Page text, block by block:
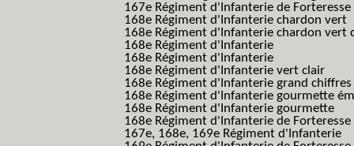
167e Régiment d'Infanterie de
168e Régiment d'Infanterie chardon vert
168e Régiment d'Infanterie chardon vert
168e Régiment d'Infanterie
168e Régiment d'Infanterie
168e Régiment d'Infanterie vert clair
168e Régiment d'Infanterie grand chiffres
168e Régiment d'Infanterie gourmette
168e Régiment d'Infanterie gourmette
168e Régiment d'Infanterie de Forteresse
167e, 168e, 169e Régiment d'Infanterie